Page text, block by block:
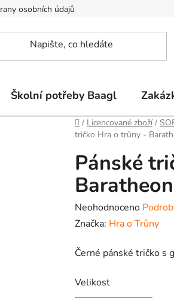
osobních údajů
Školní potřeby Baagl
Domů
/ Licencované zboží /
tričko Hra o trůny -
Pánské
Baratheon
Průměrné
hodnocení
je
z
Neohodnoceno
Značka: Hra o Trůny
Černé pánské tričko s
Velikost